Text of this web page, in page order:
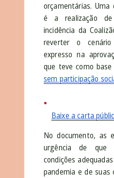
orçamentárias. Uma
é a realização de
incidência da
reverter o
expresso na
que teve como base
sem participação
Baixe a carta
No documento, as
urgência de que
condições
pandemia e de suas